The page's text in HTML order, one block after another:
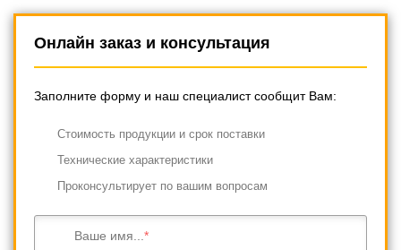
Онлайн заказ и консультация
Заполните форму и наш специалист сообщит Вам:
Cтоимость продукции и срок поставки
Технические характеристики
Проконсультирует по вашим вопросам
Ваше имя...